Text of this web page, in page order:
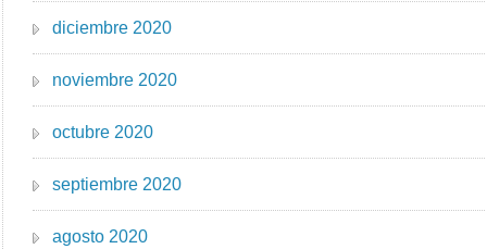
diciembre 2020
noviembre 2020
octubre 2020
septiembre 2020
agosto 2020